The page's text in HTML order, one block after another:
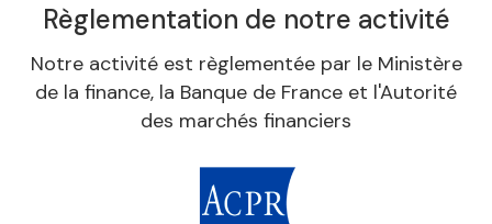
Règlementation de notre activité
Notre activité est règlementée par le Ministère
de la finance, la Banque de France et l'Autorité
des marchés financiers